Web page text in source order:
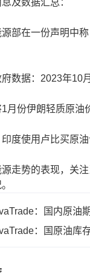
数据汇总：
在一份声明中称
据：2023年10月
份伊朗轻质原油价
使用卢比买原油
势的表现，关注
：国内原油
：国原油库